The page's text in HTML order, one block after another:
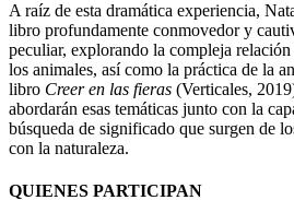
A raíz de esta dramática experiencia,
libro profundamente conmovedor y
peculiar, explorando la compleja
los animales, así como la práctica de la
libro Creer en las fieras (Verticales,
abordarán esas temáticas junto con la
búsqueda de significado que surgen de
con la naturaleza.
QUIENES PARTICIPAN